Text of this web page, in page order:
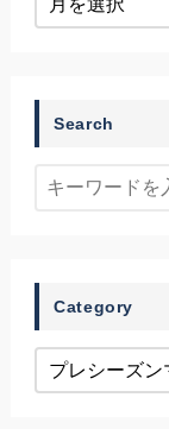
Search
Category